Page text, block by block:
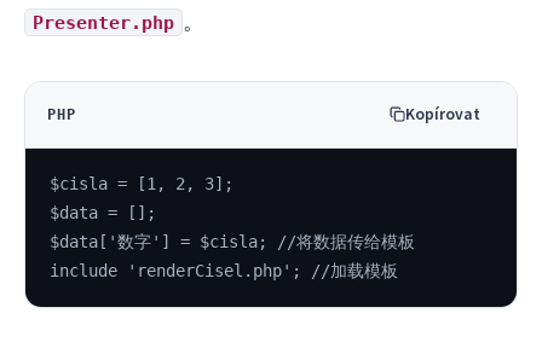
Presenter.php 。
PHP Kopírovat
$cisla = [1, 2, 3];
$data = [];
$data['数字'] = $cisla; //将数据传给模板
include 'renderCisel.php'; //加载模板